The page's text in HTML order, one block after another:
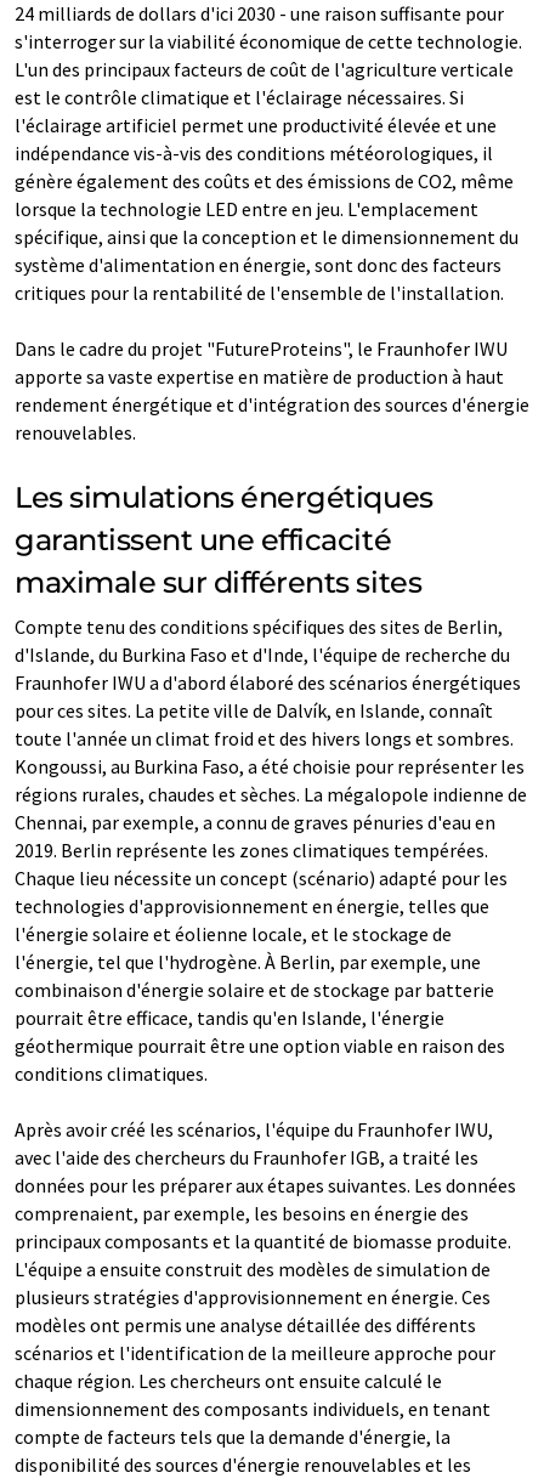
24 milliards de dollars d'ici 2030 - une raison suffisante pour
s'interroger sur la viabilité économique de cette technologie.
L'un des principaux facteurs de coût de l'agriculture verticale
est le contrôle climatique et l'éclairage nécessaires. Si
l'éclairage artificiel permet une productivité élevée et une
indépendance vis-à-vis des conditions météorologiques, il
génère également des coûts et des émissions de CO2, même
lorsque la technologie LED entre en jeu. L'emplacement
spécifique, ainsi que la conception et le dimensionnement du
système d'alimentation en énergie, sont donc des facteurs
critiques pour la rentabilité de l'ensemble de l'installation.
Dans le cadre du projet "FutureProteins", le Fraunhofer IWU
apporte sa vaste expertise en matière de production à haut
rendement énergétique et d'intégration des sources d'énergie
renouvelables.
Les simulations énergétiques
garantissent une efficacité
maximale sur différents sites
Compte tenu des conditions spécifiques des sites de Berlin,
d'Islande, du Burkina Faso et d'Inde, l'équipe de recherche du
Fraunhofer IWU a d'abord élaboré des scénarios énergétiques
pour ces sites. La petite ville de Dalvík, en Islande, connaît
toute l'année un climat froid et des hivers longs et sombres.
Kongoussi, au Burkina Faso, a été choisie pour représenter les
régions rurales, chaudes et sèches. La mégalopole indienne de
Chennai, par exemple, a connu de graves pénuries d'eau en
2019. Berlin représente les zones climatiques tempérées.
Chaque lieu nécessite un concept (scénario) adapté pour les
technologies d'approvisionnement en énergie, telles que
l'énergie solaire et éolienne locale, et le stockage de
l'énergie, tel que l'hydrogène. À Berlin, par exemple, une
combinaison d'énergie solaire et de stockage par batterie
pourrait être efficace, tandis qu'en Islande, l'énergie
géothermique pourrait être une option viable en raison des
conditions climatiques.
Après avoir créé les scénarios, l'équipe du Fraunhofer IWU,
avec l'aide des chercheurs du Fraunhofer IGB, a traité les
données pour les préparer aux étapes suivantes. Les données
comprenaient, par exemple, les besoins en énergie des
principaux composants et la quantité de biomasse produite.
L'équipe a ensuite construit des modèles de simulation de
plusieurs stratégies d'approvisionnement en énergie. Ces
modèles ont permis une analyse détaillée des différents
scénarios et l'identification de la meilleure approche pour
chaque région. Les chercheurs ont ensuite calculé le
dimensionnement des composants individuels, en tenant
compte de facteurs tels que la demande d'énergie, la
disponibilité des sources d'énergie renouvelables et les